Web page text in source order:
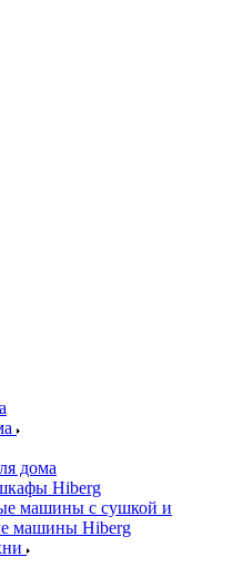
дома
Hiberg
машины с сушкой и
машины Hiberg